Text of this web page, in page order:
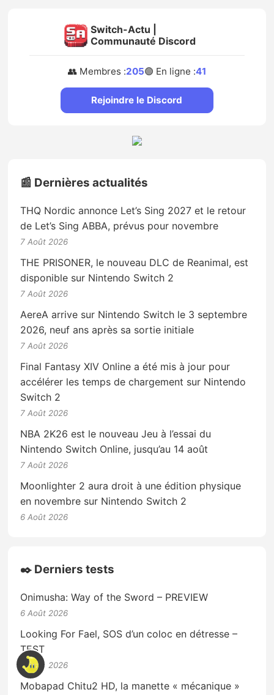
Switch-Actu |
Communauté Discord
👥 Membres :205🟢 En ligne :41
Rejoindre le Discord
📰 Dernières actualités
THQ Nordic annonce Let’s Sing 2027 et le retour
de Let’s Sing ABBA, prévus pour novembre
7 Août 2026
THE PRISONER, le nouveau DLC de Reanimal, est
disponible sur Nintendo Switch 2
7 Août 2026
AereA arrive sur Nintendo Switch le 3 septembre
2026, neuf ans après sa sortie initiale
7 Août 2026
Final Fantasy XIV Online a été mis à jour pour
accélérer les temps de chargement sur Nintendo
Switch 2
7 Août 2026
NBA 2K26 est le nouveau Jeu à l’essai du
Nintendo Switch Online, jusqu’au 14 août
7 Août 2026
Moonlighter 2 aura droit à une édition physique
en novembre sur Nintendo Switch 2
6 Août 2026
✒️ Derniers tests
Onimusha: Way of the Sword – PREVIEW
6 Août 2026
Looking For Fael, SOS d’un coloc en détresse –
TEST
3 Août 2026
Mobapad Chitu2 HD, la manette « mécanique »